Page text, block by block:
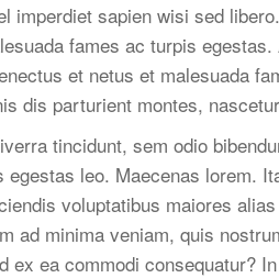
imperdiet sapien wisi sed
fames ac turpis egestas.
et netus et malesuada
dis parturient montes,
tincidunt, sem odio
leo. Maecenas lorem.
voluptatibus maiores
ad minima veniam, quis
ea commodi consequatur?